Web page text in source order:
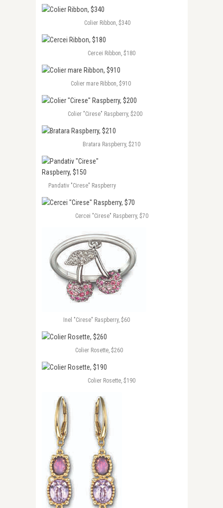
Colier Ribbon, $340
Cercei Ribbon, $180
Colier mare Ribbon, $910
Colier "Cirese" Raspberry, $200
Bratara Raspberry, $210
Pandativ "Cirese" Raspberry
Cercei "Cirese" Raspberry, $70
Inel "Cirese" Raspberry, $60
Colier Rosette, $260
Colier Rosette, $190